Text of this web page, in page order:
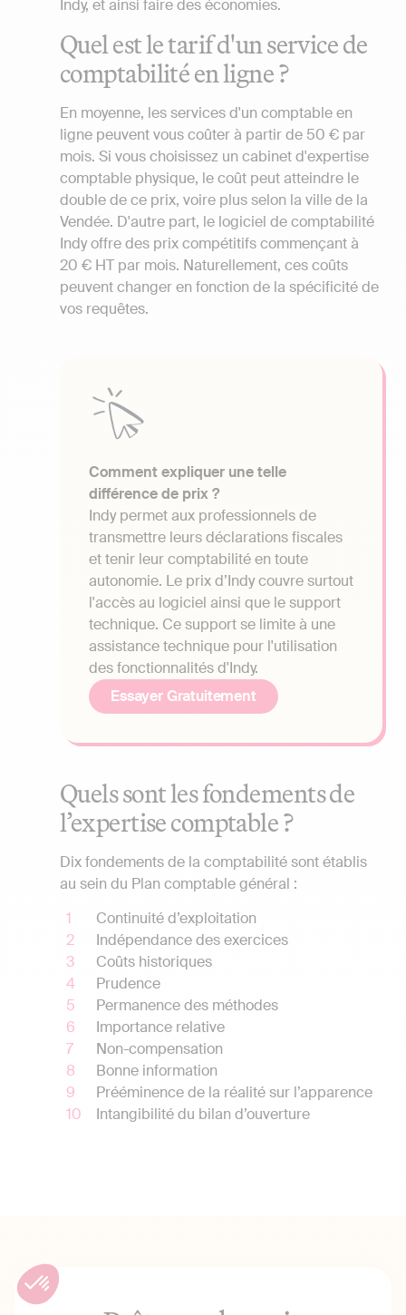
Indy, et ainsi faire des économies.
Quel est le tarif d'un service de
comptabilité en ligne ?
En moyenne, les services d'un comptable en
ligne peuvent vous coûter à partir de 50 € par
mois. Si vous choisissez un cabinet d'expertise
comptable physique, le coût peut atteindre le
double de ce prix, voire plus selon la ville de la
Vendée. D'autre part, le logiciel de comptabilité
Indy offre des prix compétitifs commençant à
20 € HT par mois. Naturellement, ces coûts
peuvent changer en fonction de la spécificité de
vos requêtes.
Comment expliquer une telle
différence de prix ?
Indy permet aux professionnels de
transmettre leurs déclarations fiscales
et tenir leur comptabilité en toute
autonomie. Le prix d’Indy couvre surtout
l'accès au logiciel ainsi que le support
technique. Ce support se limite à une
assistance technique pour l'utilisation
des fonctionnalités d'Indy.
Essayer Gratuitement
Quels sont les fondements de
l’expertise comptable ?
Dix fondements de la comptabilité sont établis
au sein du Plan comptable général :
Continuité d’exploitation
Indépendance des exercices
Coûts historiques
Prudence
Permanence des méthodes
Importance relative
Non-compensation
Bonne information
Prééminence de la réalité sur l’apparence
Intangibilité du bilan d’ouverture